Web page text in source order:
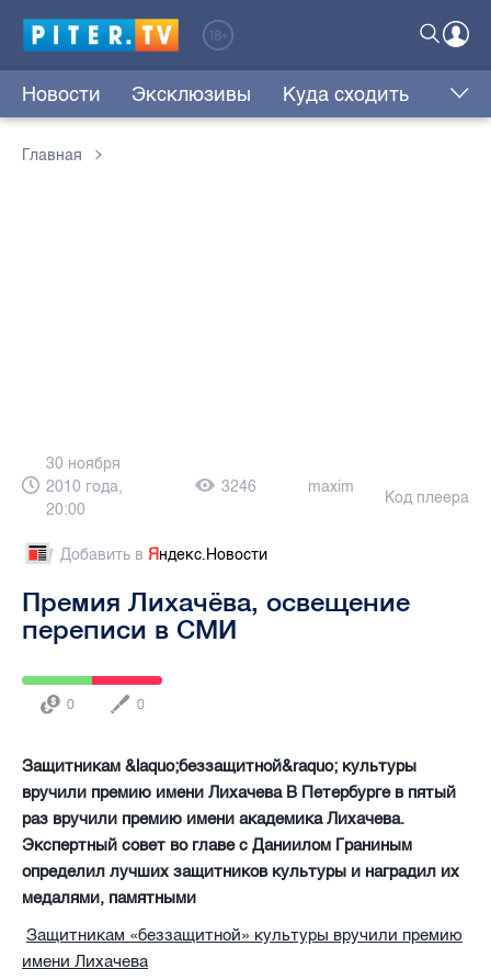
Новости Эксклюзивы Куда сходить
Главная
30 ноября
2010 года,
20:00
3246 maxim
Код плеера
Добавить в Яндекс.Новости
Премия Лихачёва, освещение
переписи в СМИ
0 0
Защитникам &laquo;беззащитной&raquo; культуры
вручили премию имени Лихачева В Петербурге в пятый
раз вручили премию имени академика Лихачева.
Экспертный совет во главе с Даниилом Граниным
определил лучших защитников культуры и наградил их
медалями, памятными
Защитникам «беззащитной» культуры вручили премию
имени Лихачева